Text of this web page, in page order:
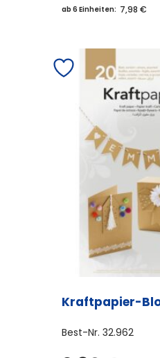
ab 6 Einheiten: 7,98 €
Kraftpapier-
Best-Nr. 32.962